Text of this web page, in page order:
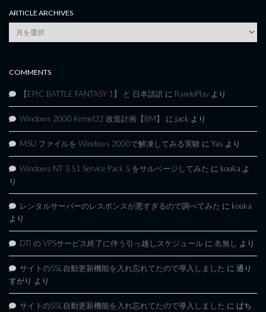
ARTICLE ARCHIVES
Article
Archives
COMMENTS
【EPIC BATTLE FANTASY 1】 と 日本語訳 に RandoPlay より
Windows 2000 Kernel32 改造計画【BM】 に jack より
MSU ファイルを Windows 2000で解凍してみる実験 に Yas より
Windows NT 3.51 Service Pack 5 をサルベージしてみた に kouka よ
り
レンタルサーバーのレスポンスが悪すぎるので調べてみた に kouka
より
DTI の VPSサービス終了に伴う引っ越しスケジュール に 名無し より
サイトのSSL自動更新機能を入れ忘れてたので導入しました に 通り
すがり より
サイトのSSL自動更新機能を入れ忘れてたので導入しました に ぱち